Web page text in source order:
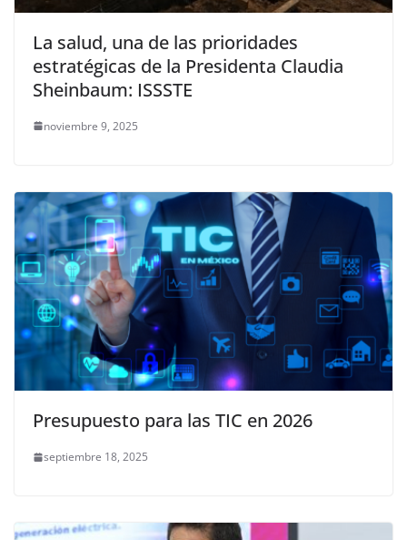
La salud, una de las prioridades
estratégicas de la Presidenta Claudia
Sheinbaum: ISSSTE
noviembre 9, 2025
Presupuesto para las TIC en 2026
septiembre 18, 2025